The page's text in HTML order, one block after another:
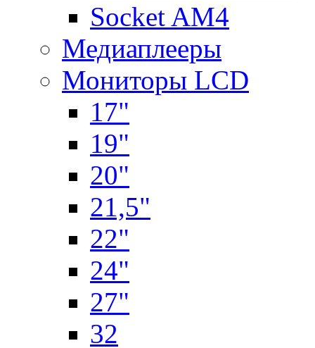
Socket AM4
Медиаплееры
Мониторы LCD
17"
19"
20"
21,5"
22"
24"
27"
32